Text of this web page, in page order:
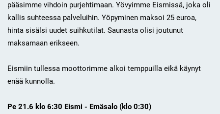
pääsimme vihdoin purjehtimaan. Yövyimme Eismissä, joka oli
kallis suhteessa palveluihin. Yöpyminen maksoi 25 euroa,
hinta sisälsi uudet suihkutilat. Saunasta olisi joutunut
maksamaan erikseen.
Eismiin tullessa moottorimme alkoi temppuilla eikä käynyt
enää kunnolla.
Pe 21.6 klo 6:30 Eismi - Emäsalo (klo 0:30)